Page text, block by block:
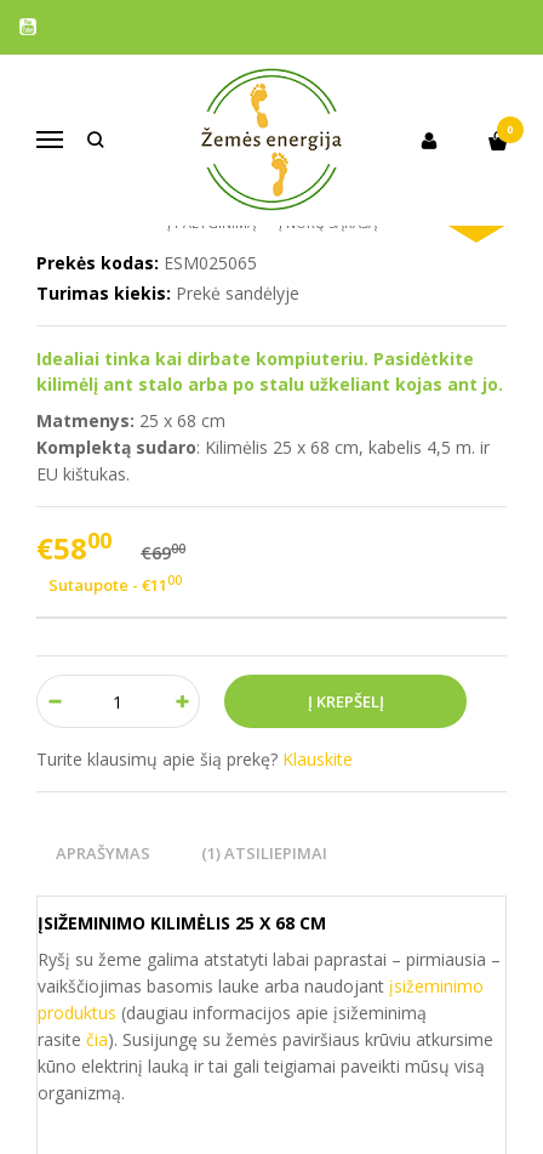
Navigacija
0
Pagrindinis
ĮSIŽEMINIMO KILIMĖLIS 25 X 68 CM
/5 | remiantis1kliento įvertinimu
Į PALYGINIMĄ Į NORŲ SĄRAŠĄ
Prekės kodas: ESM025065
Turimas kiekis: Prekė sandėlyje
Idealiai tinka kai dirbate kompiuteriu. Pasidėtkite
kilimėlį ant stalo arba po stalu užkeliant kojas ant jo.
Matmenys: 25 x 68 cm
Komplektą sudaro: Kilimėlis 25 x 68 cm, kabelis 4,5 m. ir
EU kištukas.
€5800 €6900
Sutaupote - €1100
Turite klausimų apie šią prekę? Klauskite
APRAŠYMAS (1) ATSILIEPIMAI
ĮSIŽEMINIMO KILIMĖLIS 25 X 68 CM
Ryšį su žeme galima atstatyti labai paprastai – pirmiausia –
vaikščiojimas basomis lauke arba naudojant įsižeminimo
produktus (daugiau informacijos apie įsižeminimą
rasite čia). Susijungę su žemės paviršiaus krūviu atkursime
kūno elektrinį lauką ir tai gali teigiamai paveikti mūsų visą
organizmą.